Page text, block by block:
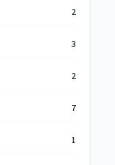
2
3
2
7
1